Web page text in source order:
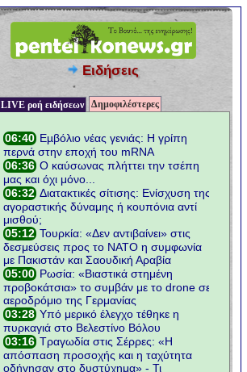
Ειδήσεις
LIVE ροή ειδήσεων Δημοφιλέστερες